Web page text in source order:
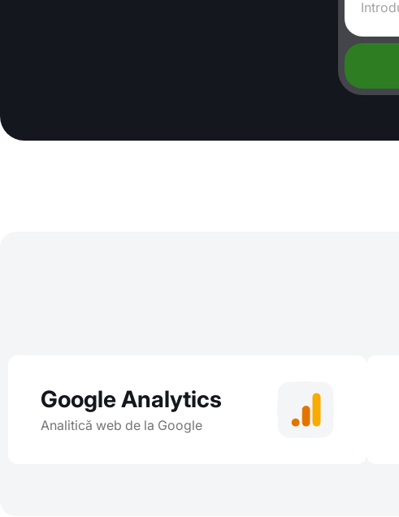
Google Analytics
Analitică web de la Google